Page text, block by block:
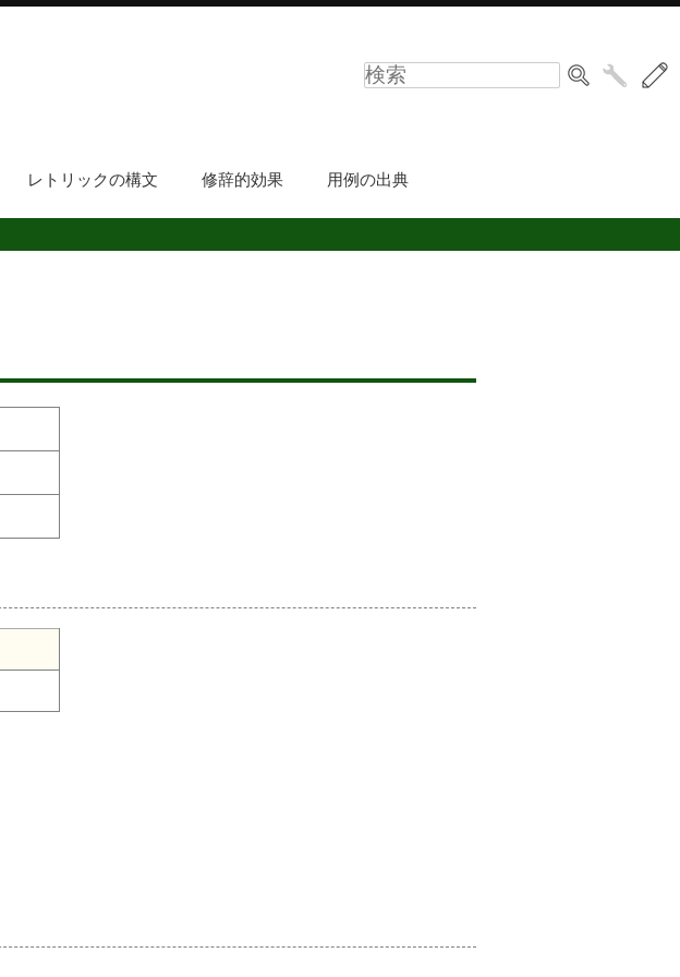
レトリックの構文 修辞的効果 用例の出典